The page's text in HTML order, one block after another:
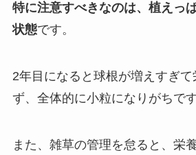
特に注意すべきなのは、植えっ
状態です。
2年目になると球根が増えすぎて
ず、全体的に小粒になりがちです
また、雑草の管理を怠ると、栄